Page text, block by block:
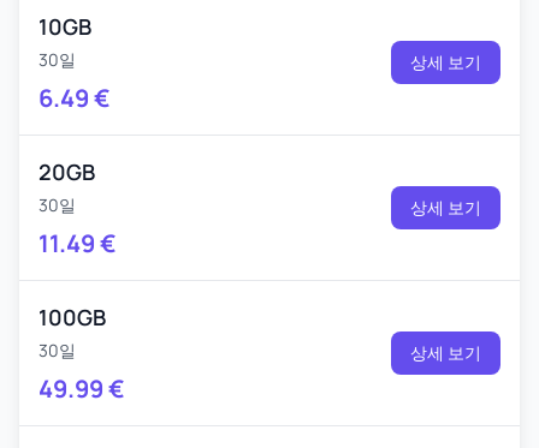
10GB
30일
6.49€
상세 보기
20GB
30일
11.49€
상세 보기
100GB
30일
49.99€
상세 보기